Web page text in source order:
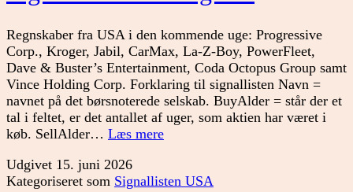
Regnskaber fra USA i den kommende uge: Progressive
Corp., Kroger, Jabil, CarMax, La-Z-Boy, PowerFleet,
Dave & Buster’s Entertainment, Coda Octopus Group samt
Vince Holding Corp. Forklaring til signallisten Navn =
navnet på det børsnoterede selskab. BuyAlder = står der et
tal i feltet, er det antallet af uger, som aktien har været i
køb. SellAlder… Læs mereSignallisten
24
Udgivet 15. juni 2026
Kategoriseret som Signallisten USA